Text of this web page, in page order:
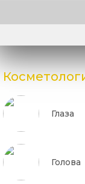
Глаза
Голова